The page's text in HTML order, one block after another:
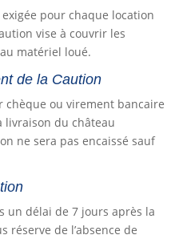
pour chaque location
vise à couvrir les
matériel loué.
de la Caution
chèque ou virement bancaire
livraison du château
ne sera pas encaissé sauf
un délai de 7 jours après la
réserve de l’absence de